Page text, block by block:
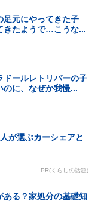
足元にやってきた子
きたようで…こうな...
ドールレトリバーの子
のに、なぜか我慢...
が選ぶカーシェアと
PR(くらしの話題)
ある？家処分の基礎知